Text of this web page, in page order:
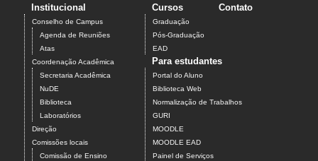
Institucional
Conselho de Campus
Agenda de Reuniões
Atas
Coordenação Acadêmica
Secretaria Acadêmica
NuDE
Biblioteca
Laboratórios
Direção
Comissões locais
Comissão de Ensino
Cursos
Graduação
Pós-Graduação
EAD
Contato
Para estudantes
Portal do Aluno
Biblioteca Web
Normalização de Trabalhos
GURI
MOODLE
MOODLE EAD
Painel de Serviços